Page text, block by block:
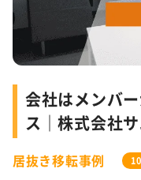
会社はメンバ
ス｜株式会社
居抜き移転事例